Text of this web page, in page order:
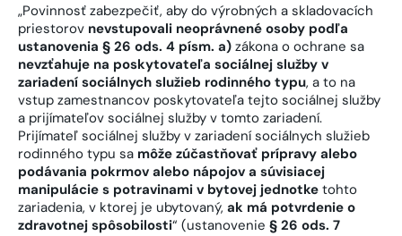
„Povinnosť zabezpečiť, aby do výrobných a skladovacích
priestorov nevstupovali neoprávnené osoby podľa
ustanovenia § 26 ods. 4 písm. a) zákona o ochrane sa
nevzťahuje na poskytovateľa sociálnej služby v
zariadení sociálnych služieb rodinného typu, a to na
vstup zamestnancov poskytovateľa tejto sociálnej služby
a prijímateľov sociálnej služby v tomto zariadení.
Prijímateľ sociálnej služby v zariadení sociálnych služieb
rodinného typu sa môže zúčastňovať prípravy alebo
podávania pokrmov alebo nápojov a súvisiacej
manipulácie s potravinami v bytovej jednotke tohto
zariadenia, v ktorej je ubytovaný, ak má potvrdenie o
zdravotnej spôsobilosti“ (ustanovenie § 26 ods. 7